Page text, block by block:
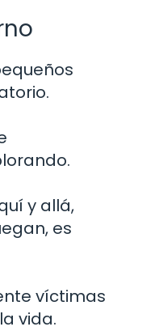
y allá,
es
víctimas
vida.